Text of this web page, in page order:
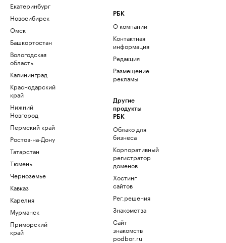
Екатеринбург
Новосибирск
Омск
Башкортостан
Вологодская
область
Калининград
Краснодарский
край
Нижний
Новгород
Пермский край
Ростов-на-Дону
Татарстан
Тюмень
Черноземье
Кавказ
Карелия
Мурманск
Приморский
край
РБК
О компании
Контактная
информация
Редакция
Размещение
рекламы
Другие
продукты
РБК
Облако для
бизнеса
Корпоративный
регистратор
доменов
Хостинг
сайтов
Рег.решения
Знакомства
Сайт
знакомств
podbor.ru